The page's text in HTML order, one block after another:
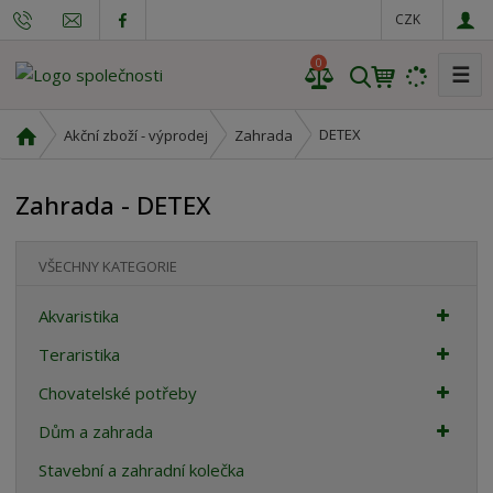
CZK
V
0 ☰
v
d
s
r
a
a
Akční zboží - výprodej Zahrada DETEX
Zahrada - DETEX
VŠECHNY KATEGORIE
Akvaristika
Teraristika
Chovatelské potřeby
Dům a zahrada
Stavební a zahradní kolečka